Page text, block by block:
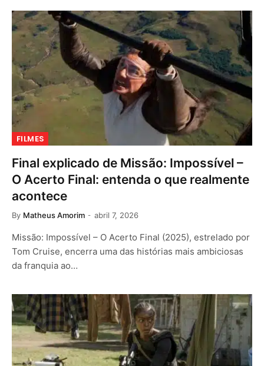
FILMES
Final explicado de Missão: Impossível –
O Acerto Final: entenda o que realmente
acontece
By Matheus Amorim abril 7, 2026
Missão: Impossível – O Acerto Final (2025), estrelado por
Tom Cruise, encerra uma das histórias mais ambiciosas
da franquia ao…